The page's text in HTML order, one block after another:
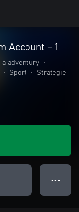
Account – 1
a adventury
•
• Sport • Strategie
● ● ●